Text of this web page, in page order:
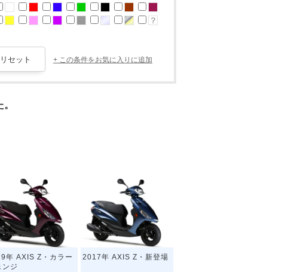
+ この条件をお気に入りに追加
年 AXIS Z・カラー
ンジ
2017年 AXIS Z・新登場